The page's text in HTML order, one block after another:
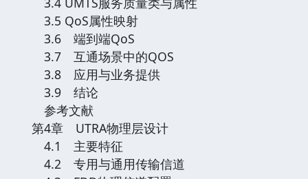
3.5 QoS属性映射
3.6 端到端QoS
3.7 互通场景中的QOS
3.8 应用与业务提供
3.9 结论
参考文献
第4章 UTRA物理层设计
4.1 主要特征
4.2 专用与通用传输信道